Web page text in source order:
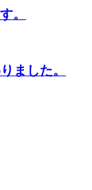
。
ました。